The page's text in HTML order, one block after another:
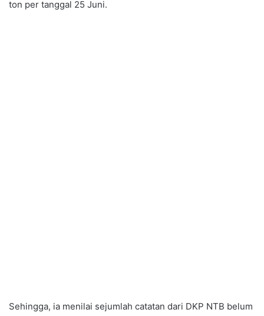
ton per tanggal 25 Juni.
Sehingga, ia menilai sejumlah catatan dari DKP NTB belum